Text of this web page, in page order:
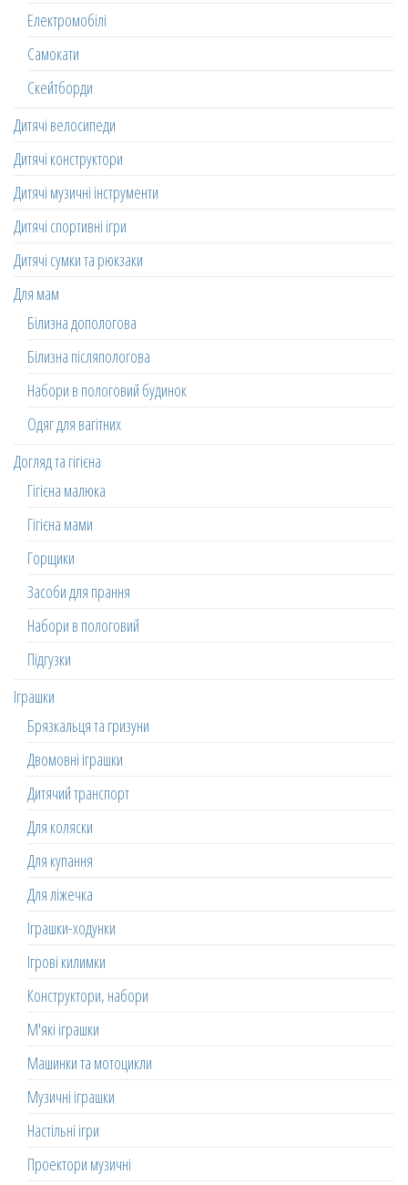
Електромобілі
Самокати
Скейтборди
Дитячі велосипеди
Дитячі конструктори
Дитячі музичні інструменти
Дитячі спортивні ігри
Дитячі сумки та рюкзаки
Для мам
Білизна допологова
Білизна післяпологова
Набори в пологовий будинок
Одяг для вагітних
Догляд та гігієна
Гігієна малюка
Гігієна мами
Горщики
Засоби для прання
Набори в пологовий
Підгузки
Іграшки
Брязкальця та гризуни
Двомовні іграшки
Дитячий транспорт
Для коляски
Для купання
Для ліжечка
Іграшки-ходунки
Ігрові килимки
Конструктори, набори
М'які іграшки
Машинки та мотоцикли
Музичні іграшки
Настільні ігри
Проектори музичні